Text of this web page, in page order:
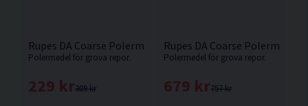
Rupes DA Coarse Polermedel 250ml
Polermedel för grova repor.
309 kr
229 kr
Rupes DA Coarse Polermedel
Polermedel för grova repor.
757 kr
679 kr